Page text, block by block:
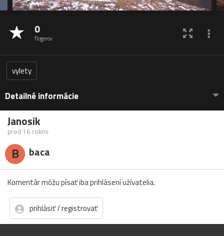
0
flogerov
vylety
Detailné informácie
Janosik
pred 16 rokmi
B baca
Komentár môžu písať iba prihlásení užívatelia.
prihlásiť / registrovať